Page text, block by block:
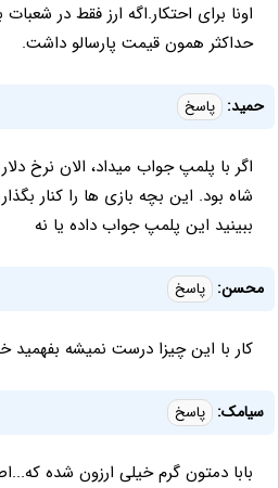
اونا برای احتکار.اگه ارز فقط در
حداکثر همون قیمت پارسالو داشت.
حمید: پاسخ
شاه بود. این بچه بازی ها را کنار
ببینید این پلمپ جواب داده یا نه
محسن: پاسخ
کار با این چیزا درست نمیشه بفهمید
سیامک: پاسخ
بابا دمتون گرم خیلی ارزون شده